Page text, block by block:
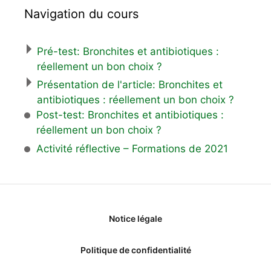
Navigation du cours
Pré-test: Bronchites et antibiotiques :
réellement un bon choix ?
Présentation de l'article: Bronchites et
antibiotiques : réellement un bon choix ?
Post-test: Bronchites et antibiotiques :
réellement un bon choix ?
Activité réflective – Formations de 2021
Notice légale
Politique de confidentialité